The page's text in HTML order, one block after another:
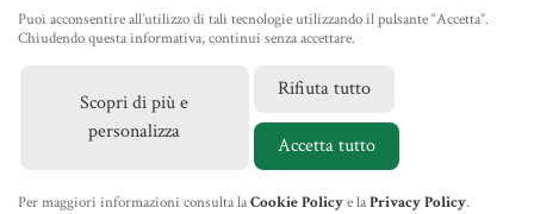
IL NEGOZIO
NEWS
Puoi acconsentire all’utilizzo di tali tecnologie utilizzando il pulsante “Accetta”.
Chiudendo questa informativa, continui senza accettare.
Scopri di più e
personalizza
Rifiuta tutto
Accetta tutto
Per maggiori informazioni consulta laCookie Policye laPrivacy Policy.